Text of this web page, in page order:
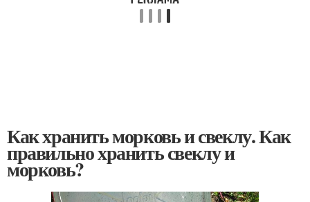
Как хранить морковь и свеклу. Как
правильно хранить свеклу и
морковь?